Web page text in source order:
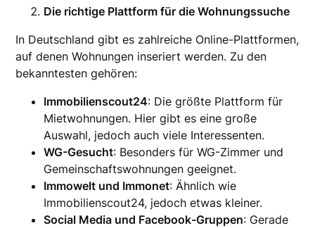
Die richtige Plattform für die Wohnungssuche
In Deutschland gibt es zahlreiche Online-Plattformen,
auf denen Wohnungen inseriert werden. Zu den
bekanntesten gehören:
Immobilienscout24: Die größte Plattform für
Mietwohnungen. Hier gibt es eine große
Auswahl, jedoch auch viele Interessenten.
WG-Gesucht: Besonders für WG-Zimmer und
Gemeinschaftswohnungen geeignet.
Immowelt und Immonet: Ähnlich wie
Immobilienscout24, jedoch etwas kleiner.
Social Media und Facebook-Gruppen: Gerade